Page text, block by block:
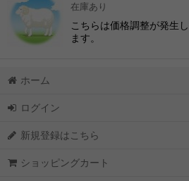
並び順
在庫あり
こちらは価格調整が発生
ます。
ホーム
ログイン
新規登録はこちら
ショッピングカート